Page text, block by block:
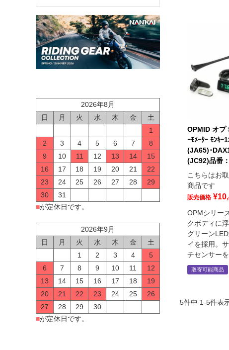
2026年8月
日
月 火 水 木 金
土
1
2
3 4 5 6 7
8
9
10 11 12 13 14
15
16
17 18 19 20 21
22
23
24 25 26 27 28
29
30
31
■が定休日です。
2026年9月
日
月 火 水 木 金
土
1
2 3 4
5
6
7 8 9 10 11
12
13
14 15 16 17 18
19
20
21 22 23 24 25
26
27
28 29
30
■が定休日です。
OPMID オプ
ｰﾓﾒｰﾀｰ ﾓﾝｷ
(JA65)･
(JC92)品番
こちらはお
商品です
販売価格 ¥
OPMシリー
クボディに
グリーン
イを採用。
チセンサー
取寄可能商品
5件中 1-5件表